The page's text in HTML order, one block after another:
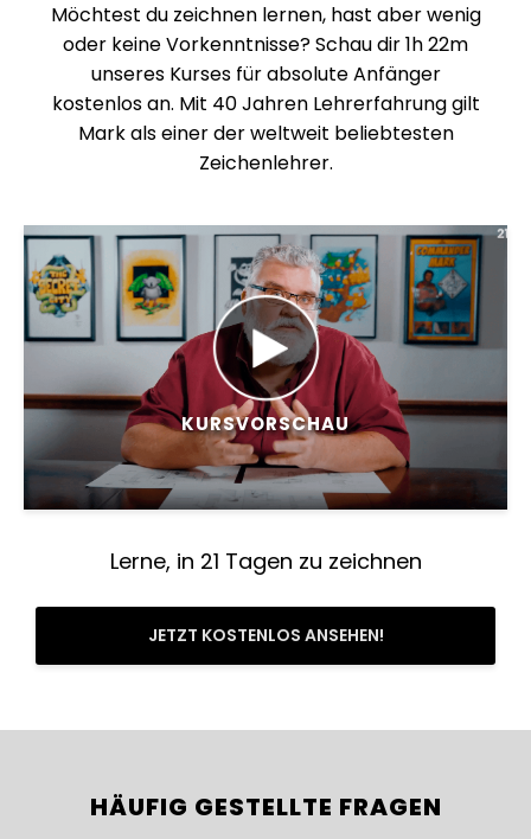
Möchtest du zeichnen lernen, hast aber wenig
oder keine Vorkenntnisse? Schau dir 1h 22m
unseres Kurses für absolute Anfänger
kostenlos an. Mit 40 Jahren Lehrerfahrung gilt
Mark als einer der weltweit beliebtesten
Zeichenlehrer.
KURSVORSCHAU
Lerne, in 21 Tagen zu zeichnen
JETZT KOSTENLOS ANSEHEN!
HÄUFIG GESTELLTE FRAGEN